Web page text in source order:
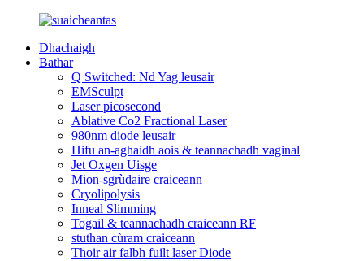
Dhachaigh
Bathar
Q Switched: Nd Yag leusair
EMSculpt
Laser picosecond
Ablative Co2 Fractional Laser
980nm diode leusair
Hifu an-aghaidh aois & teannachadh vaginal
Jet Oxgen Uisge
Mion-sgrùdaire craiceann
Cryolipolysis
Inneal Slimming
Togail & teannachadh craiceann RF
stuthan cùram craiceann
Thoir air falbh fuilt laser Diode